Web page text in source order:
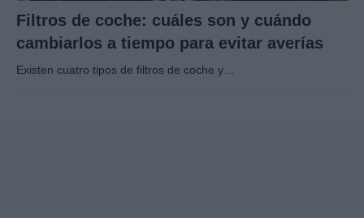
Filtros de coche: cuáles son y cuándo
cambiarlos a tiempo para evitar averías
Existen cuatro tipos de filtros de coche y…